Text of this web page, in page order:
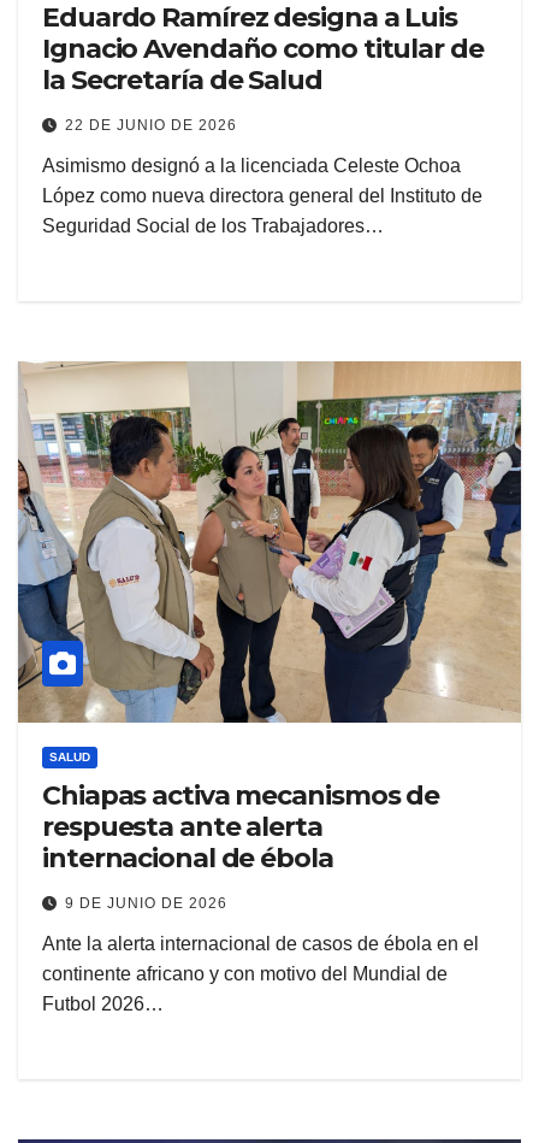
Eduardo Ramírez designa a Luis
Ignacio Avendaño como titular de
la Secretaría de Salud
22 DE JUNIO DE 2026
Asimismo designó a la licenciada Celeste Ochoa
López como nueva directora general del Instituto de
Seguridad Social de los Trabajadores…
SALUD
Chiapas activa mecanismos de
respuesta ante alerta
internacional de ébola
9 DE JUNIO DE 2026
Ante la alerta internacional de casos de ébola en el
continente africano y con motivo del Mundial de
Futbol 2026…